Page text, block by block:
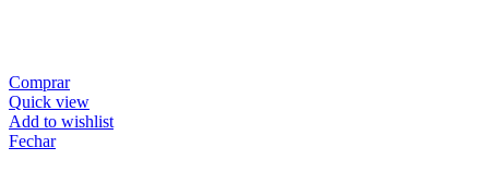
Comprar
Quick view
Add to wishlist
Fechar